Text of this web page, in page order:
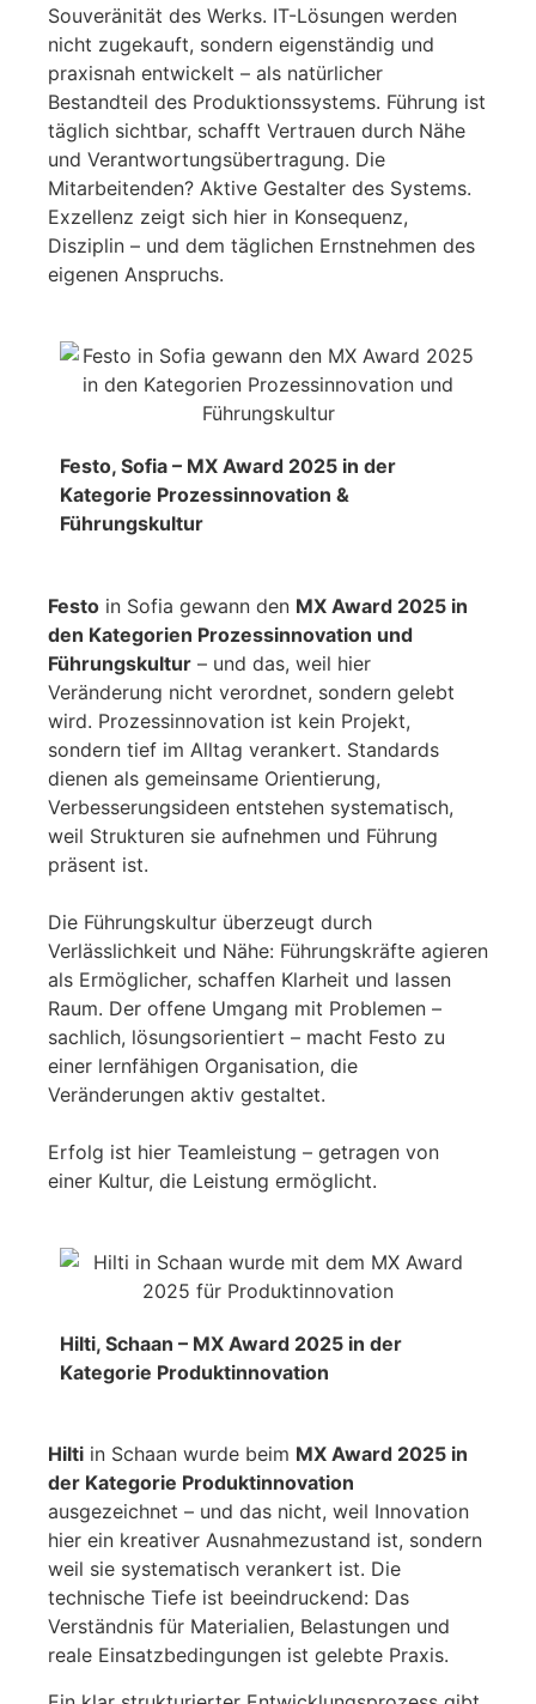
Souveränität des Werks. IT-Lösungen werden
nicht zugekauft, sondern eigenständig und
praxisnah entwickelt – als natürlicher
Bestandteil des Produktionssystems. Führung ist
täglich sichtbar, schafft Vertrauen durch Nähe
und Verantwortungsübertragung. Die
Mitarbeitenden? Aktive Gestalter des Systems.
Exzellenz zeigt sich hier in Konsequenz,
Disziplin – und dem täglichen Ernstnehmen des
eigenen Anspruchs.
Festo, Sofia – MX Award 2025 in der
Kategorie Prozessinnovation &
Führungskultur
Festo in Sofia gewann den MX Award 2025 in
den Kategorien Prozessinnovation und
Führungskultur – und das, weil hier
Veränderung nicht verordnet, sondern gelebt
wird. Prozessinnovation ist kein Projekt,
sondern tief im Alltag verankert. Standards
dienen als gemeinsame Orientierung,
Verbesserungsideen entstehen systematisch,
weil Strukturen sie aufnehmen und Führung
präsent ist.
Die Führungskultur überzeugt durch
Verlässlichkeit und Nähe: Führungskräfte agieren
als Ermöglicher, schaffen Klarheit und lassen
Raum. Der offene Umgang mit Problemen –
sachlich, lösungsorientiert – macht Festo zu
einer lernfähigen Organisation, die
Veränderungen aktiv gestaltet.
Erfolg ist hier Teamleistung – getragen von
einer Kultur, die Leistung ermöglicht.
Hilti, Schaan – MX Award 2025 in der
Kategorie Produktinnovation
Hilti in Schaan wurde beim MX Award 2025 in
der Kategorie Produktinnovation
ausgezeichnet – und das nicht, weil Innovation
hier ein kreativer Ausnahmezustand ist, sondern
weil sie systematisch verankert ist. Die
technische Tiefe ist beeindruckend: Das
Verständnis für Materialien, Belastungen und
reale Einsatzbedingungen ist gelebte Praxis.